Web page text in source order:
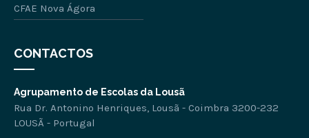
CFAE Nova Ágora
CONTACTOS
Agrupamento de Escolas da Lousã
Rua Dr. Antonino Henriques, Lousã - Coimbra 3200-232
LOUSÃ - Portugal